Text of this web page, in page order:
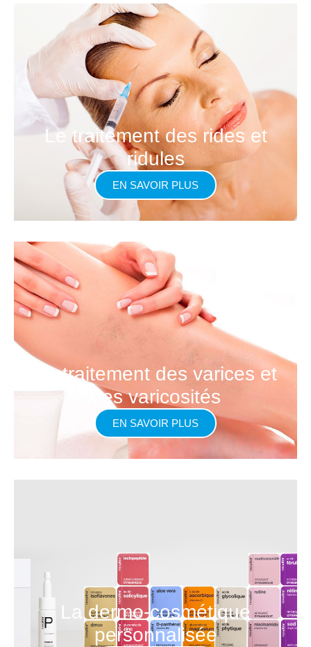
Le traitement des rides et
ridules
EN SAVOIR PLUS
Le traitement des varices et
des varicosités
EN SAVOIR PLUS
La dermo-cosmétique
personnalisée